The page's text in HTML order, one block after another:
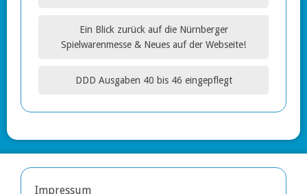
Ein Blick zurück auf die Nürnberger
Spielwarenmesse & Neues auf der Webseite!
DDD Ausgaben 40 bis 46 eingepflegt
Impressum